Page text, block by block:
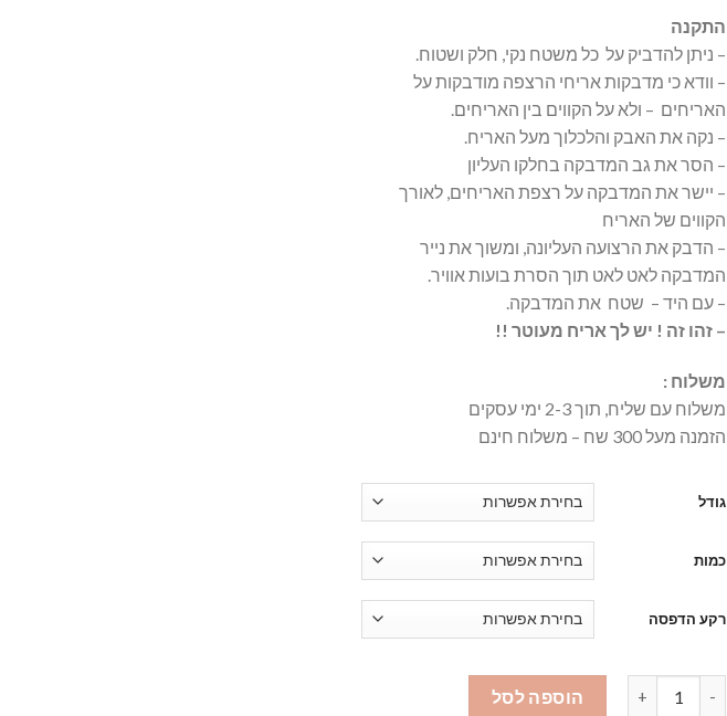
התקנה
– ניתן להדביק על כל משטח נקי, חלק ושטוח.
– וודא כי מדבקות אריחי הרצפה מודבקות על
האריחים – ולא על הקווים בין האריחים.
– נקה את האבק והלכלוך מעל האריח.
– הסר את גב המדבקה בחלקו העליון
– יישר את המדבקה על רצפת האריחים, לאורך
הקווים של האריח
– הדבק את הרצועה העליונה, ומשוך את נייר
המדבקה לאט לאט תוך הסרת בועות אוויר.
– עם היד – שטח את המדבקה.
– זהו זה ! יש לך אריח מעוטר !!
משלוח :
משלוח עם שליח, תוך 2-3 ימי עסקים
הזמנה מעל 300 שח – משלוח חינם
גודל
כמות
רקע הדפסה
כמות של מדבקות אריחים לרצפה 812 טורקיז
הוספה לסל